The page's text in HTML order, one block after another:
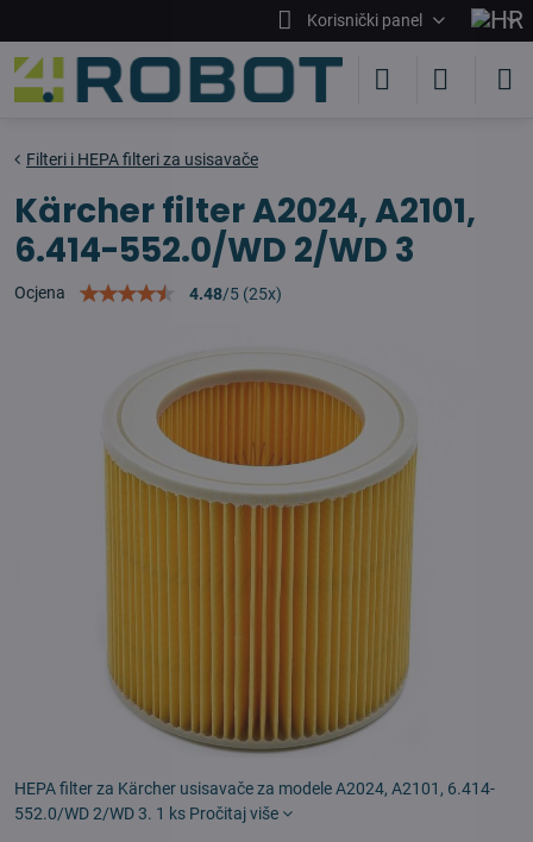
Korisnički panel
Filteri i HEPA filteri za usisavače
Kärcher filter A2024, A2101,
6.414-552.0/WD 2/WD 3
Ocjena 4.48/5 (25x)
HEPA filter za Kärcher usisavače za modele A2024, A2101, 6.414-
552.0/WD 2/WD 3. 1 ks Pročitaj više